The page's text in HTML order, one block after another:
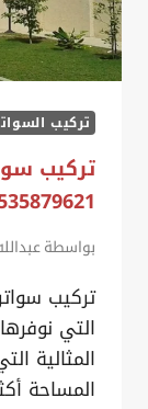
تركيب
تركيب
0535879621 سواتر حدائق
بواسطة
تركيب
التي
المثالية
المساحة